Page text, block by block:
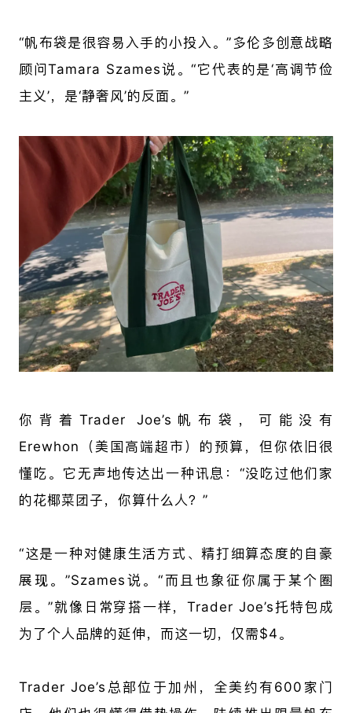
“帆布袋是很容易入手的小投入。”多伦多创意战略
顾问Tamara Szames说。“它代表的是‘高调节俭
主义’，是‘静奢风’的反面。”
你背着Trader Joe’s帆布袋，可能没有
Erewhon（美国高端超市）的预算，但你依旧很
懂吃。它无声地传达出一种讯息：“没吃过他们家
的花椰菜团子，你算什么人？”
“这是一种对健康生活方式、精打细算态度的自豪
展现。”Szames说。“而且也象征你属于某个圈
层。”就像日常穿搭一样，Trader Joe’s托特包成
为了个人品牌的延伸，而这一切，仅需$4。
Trader Joe’s总部位于加州，全美约有600家门